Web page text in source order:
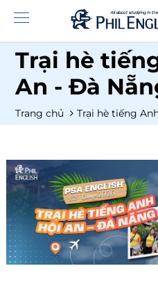
Trại hè
An - Đà
Trang chủ Trại hè tiếng